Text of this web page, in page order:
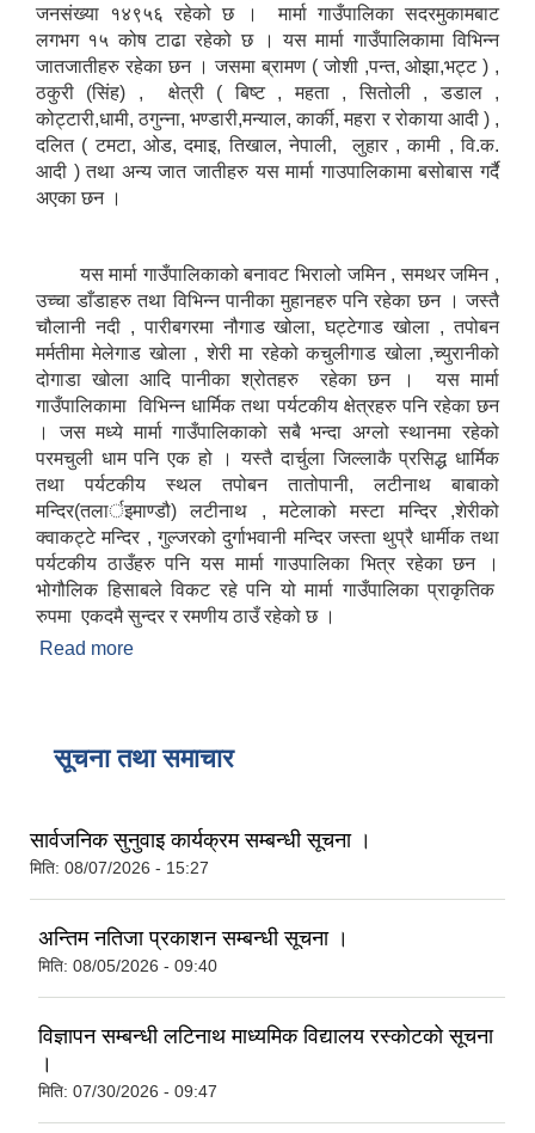
जनसंख्या १४९५६ रहेको छ । मार्मा गाउँपालिका सदरमुकामबाट
लगभग १५ कोष टाढा रहेको छ । यस मार्मा गाउँपालिकामा विभिन्न
जातजातीहरु रहेका छन । जसमा ब्रामण ( जोशी ,पन्त, ओझा,भट्ट ) ,
ठकुरी (सिंह) , क्षेत्री ( बिष्ट , महता , सितोली , डडाल ,
कोट्टारी,धामी, ठगुन्ना, भण्डारी,मन्याल, कार्की, महरा र रोकाया आदी ) ,
दलित ( टमटा, ओड, दमाइ, तिखाल, नेपाली, लुहार , कामी , वि.क.
आदी ) तथा अन्य जात जातीहरु यस मार्मा गाउपालिकामा बसोबास गर्दै
अएका छन ।
यस मार्मा गाउँपालिकाको बनावट भिरालो जमिन , समथर जमिन ,
उच्चा डाँडाहरु तथा विभिन्न पानीका मुहानहरु पनि रहेका छन । जस्तै
चौलानी नदी , पारीबगरमा नौगाड खोला, घट्टेगाड खोला , तपोबन
मर्मतीमा मेलेगाड खोला , शेरी मा रहेको कचुलीगाड खोला ,च्युरानीको
दोगाडा खोला आदि पानीका श्रोतहरु रहेका छन । यस मार्मा
गाउँपालिकामा विभिन्न धार्मिक तथा पर्यटकीय क्षेत्रहरु पनि रहेका छन
। जस मध्ये मार्मा गाउँपालिकाको सबै भन्दा अग्लो स्थानमा रहेको
परमचुली धाम पनि एक हो । यस्तै दार्चुला जिल्लाकै प्रसिद्ध धार्मिक
तथा पर्यटकीय स्थल तपोबन तातोपानी, लटीनाथ बाबाको
मन्दिर(तलार्इमाण्डौ) लटीनाथ , मटेलाको मस्टा मन्दिर ,शेरीको
क्वाकट्टे मन्दिर , गुल्जरको दुर्गाभवानी मन्दिर जस्ता थुप्रै धार्मीक तथा
पर्यटकीय ठाउँहरु पनि यस मार्मा गाउपालिका भित्र रहेका छन ।
भोगौलिक हिसाबले विकट रहे पनि यो मार्मा गाउँपालिका प्राकृतिक
रुपमा एकदमै सुन्दर र रमणीय ठाउँ रहेको छ ।
Read more
सूचना तथा समाचार
सार्वजनिक सुनुवाइ कार्यक्रम सम्बन्धी सूचना ।
मिति: 08/07/2026 - 15:27
अन्तिम नतिजा प्रकाशन सम्बन्धी सूचना ।
मिति: 08/05/2026 - 09:40
विज्ञापन सम्बन्धी लटिनाथ माध्यमिक विद्यालय रस्कोटको सूचना
।
मिति: 07/30/2026 - 09:47